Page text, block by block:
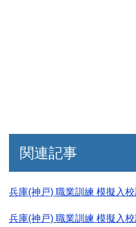
関連記事
兵庫(神戸) 職業訓練 模擬入
兵庫(神戸) 職業訓練 模擬入